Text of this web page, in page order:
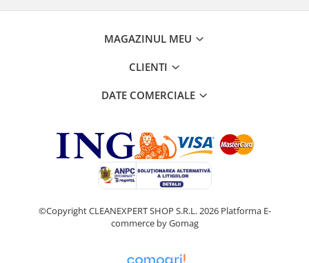
MAGAZINUL MEU
CLIENTI
DATE COMERCIALE
©Copyright CLEANEXPERT SHOP S.R.L. 2026 Platforma E-
commerce by Gomag